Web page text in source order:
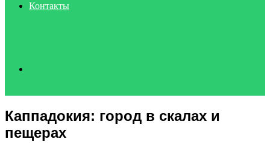
Контакты
for
Каппадокия: город в скалах и
пещерах